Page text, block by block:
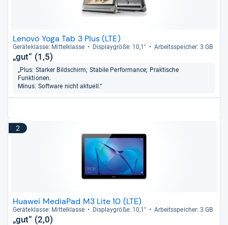
Lenovo Yoga Tab 3 Plus (LTE)
Gerä­te­klasse: Mit­tel­klasse Dis­play­größe: 10,1" Arbeitsspei­cher: 3 GB
„gut“ (1,5)
„Plus: Starker Bildschirm; Stabile Performance; Praktische
Funktionen.
Minus: Software nicht aktuell.“
2
Huawei MediaPad M3 Lite 10 (LTE)
Gerä­te­klasse: Mit­tel­klasse Dis­play­größe: 10,1" Arbeitsspei­cher: 3 GB
„gut“ (2,0)